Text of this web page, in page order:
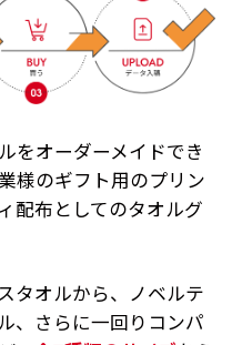
をオーダーメイドでき
様のギフト用のプリン
配布としてのタオルグ
タオルから、ノベルテ
、さらに一回りコンパ